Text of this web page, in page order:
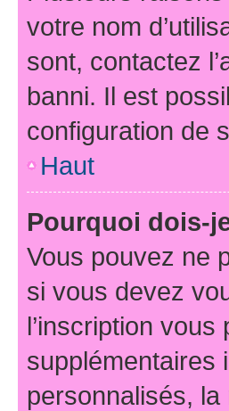
votre nom
sont, contactez
banni. Il est
configuration de
Haut
Pourquoi dois-
Vous pouvez ne
si vous devez
l’inscription
supplémentaires
personnalisés, la